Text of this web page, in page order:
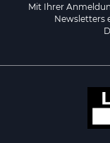
Mit Ihrer
Newsletters